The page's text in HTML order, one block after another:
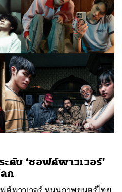
ดับ ‘ซอฟต์พาวเวอร์’
ก